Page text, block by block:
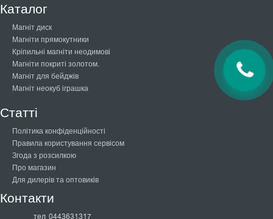
Каталог
Магніт диск
Магніти прямокутники
Кріпильні магніти неодимові
Магніти покриті золотом.
Магніт для бейджів
Магніт неокуб іграшка
Статті
Політика конфіденційності
Правила користування сервісом
Згода з розсилкою
Про магазин
Для дилерів та оптовиків
Контакти
тел 0443631317